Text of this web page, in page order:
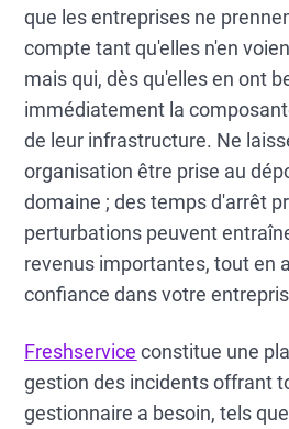
que les entreprises ne
compte tant qu'elles n'en
mais qui, dès qu'elles en ont
immédiatement la
de leur infrastructure. Ne
organisation être prise au
domaine ; des temps d'arrêt
perturbations peuvent
revenus importantes, tout en
confiance dans votre
Freshservice constitue une
gestion des incidents offrant
gestionnaire a besoin, tels